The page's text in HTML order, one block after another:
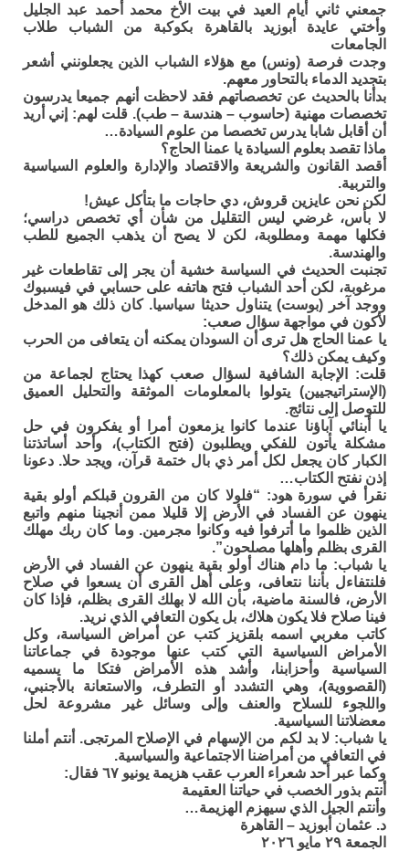
جمعني ثاني أيام العيد في بيت الأخ محمد أحمد عبد الجليل
وأختي عايدة أبوزيد بالقاهرة بكوكبة من الشباب طلاب
الجامعات
وجدت فرصة (ونس) مع هؤلاء الشباب الذين يجعلونني أشعر
بتجديد الدماء بالتحاور معهم.
بدأنا بالحديث عن تخصصاتهم فقد لاحظت أنهم جميعا يدرسون
تخصصات مهنية (حاسوب – هندسة – طب). قلت لهم: إني أريد
أن أقابل شابا يدرس تخصصا من علوم السيادة…
ماذا تقصد بعلوم السيادة يا عمنا الحاج؟
أقصد القانون والشريعة والاقتصاد والإدارة والعلوم السياسية
والتربية.
لكن نحن عايزين قروش، دي حاجات ما بتأكل عيش!
لا بأس، غرضي ليس التقليل من شأن أي تخصص دراسي؛
فكلها مهمة ومطلوبة، لكن لا يصح أن يذهب الجميع للطب
والهندسة.
تجنبت الحديث في السياسة خشية أن يجر إلى تقاطعات غير
مرغوبة، لكن أحد الشباب فتح هاتفه على حسابي في فيسبوك
ووجد آخر (بوست) يتناول حديثا سياسيا. كان ذلك هو المدخل
لأكون في مواجهة سؤال صعب:
يا عمنا الحاج هل ترى أن السودان يمكنه أن يتعافى من الحرب
وكيف يمكن ذلك؟
قلت: الإجابة الشافية لسؤال صعب كهذا يحتاج لجماعة من
(الإستراتيجيين) يتولوا بالمعلومات الموثقة والتحليل العميق
للتوصل إلى نتائج.
يا أبنائي آباؤنا عندما كانوا يزمعون أمرا أو يفكرون في حل
مشكلة يأتون للفكي ويطلبون (فتح الكتاب)، وأحد أساتذتنا
الكبار كان يجعل لكل أمر ذي بال ختمة قرآن، ويجد حلا. دعونا
إذن نفتح الكتاب…
نقرأ في سورة هود: “فلولا كان من القرون قبلكم أولو بقية
ينهون عن الفساد في الأرض إلا قليلا ممن أنجينا منهم واتبع
الذين ظلموا ما أترفوا فيه وكانوا مجرمين. وما كان ربك مهلك
القرى بظلم وأهلها مصلحون”.
يا شباب: ما دام هناك أولو بقية ينهون عن الفساد في الأرض
فلنتفاءل بأننا نتعافى، وعلى أهل القرى أن يسعوا في صلاح
الأرض، فالسنة ماضية، بأن الله لا بهلك القرى بظلم، فإذا كان
فينا صلاح فلا يكون هلاك، بل يكون التعافي الذي نريد.
كاتب مغربي اسمه بلقزيز كتب عن أمراض السياسة، وكل
الأمراض السياسية التي كتب عنها موجودة في جماعاتنا
السياسية وأحزابنا، وأشد هذه الأمراض فتكا ما يسميه
(القصووية)، وهي التشدد أو التطرف، والاستعانة بالأجنبي،
واللجوء للسلاح والعنف وإلى وسائل غير مشروعة لحل
معضلاتنا السياسية.
يا شباب: لا بد لكم من الإسهام في الإصلاح المرتجى. أنتم أملنا
في التعافي من أمراضنا الاجتماعية والسياسية.
وكما عبر أحد شعراء العرب عقب هزيمة يونيو ٦٧ فقال:
أنتم بذور الخصب في حياتنا العقيمة
وأنتم الجيل الذي سيهزم الهزيمة…
د. عثمان أبوزيد – القاهرة
الجمعة ٢٩ مايو ٢٠٢٦